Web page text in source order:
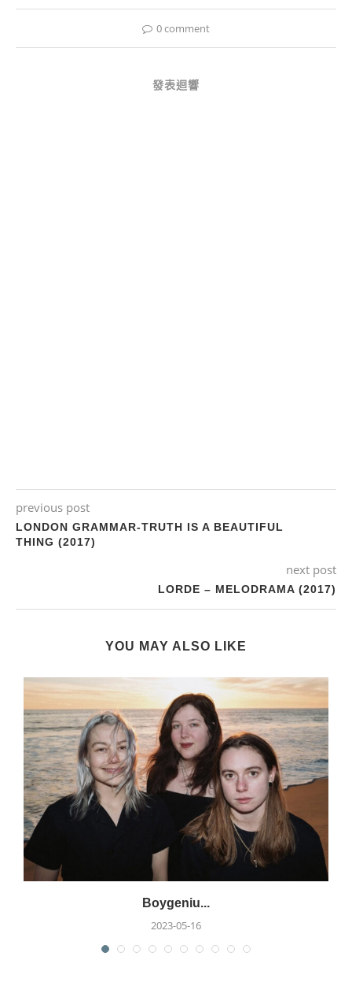
0 comment
發表迴響
previous post
LONDON GRAMMAR-TRUTH IS A BEAUTIFUL
THING (2017)
next post
LORDE – MELODRAMA (2017)
YOU MAY ALSO LIKE
Boygeniu...
2023-05-16